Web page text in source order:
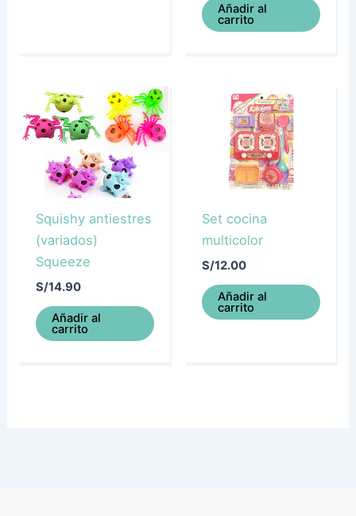
Añadir al
carrito
Squishy antiestres
(variados)
Squeeze
S/14.90
Añadir al
carrito
Set cocina
multicolor
S/12.00
Añadir al
carrito